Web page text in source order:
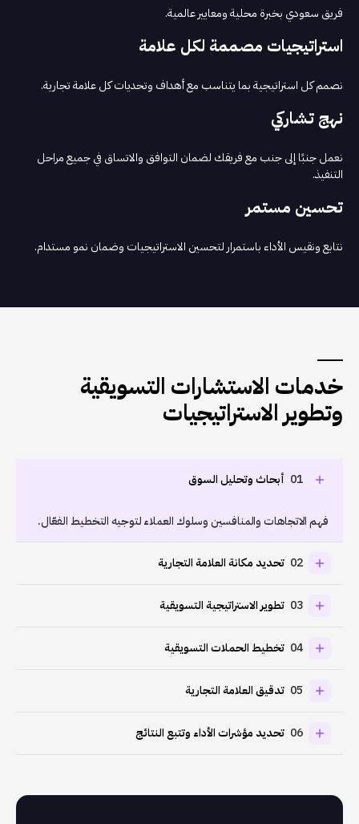
فريق سعودي بخبرة محلية ومعايير عالمية.
استراتيجيات مصممة لكل علامة
نصمم كل استراتيجية بما يتناسب مع أهداف وتحديات كل علامة تجارية.
نهج تشاركي
نعمل جنبًا إلى جنب مع فريقك لضمان التوافق والاتساق في جميع مراحل
التنفيذ.
تحسين مستمر
نتابع ونقيس الأداء باستمرار لتحسين الاستراتيجيات وضمان نمو مستدام.
خدمات الاستشارات التسويقية
وتطوير الاستراتيجيات
01 أبحاث وتحليل السوق
فهم الاتجاهات والمنافسين وسلوك العملاء لتوجيه التخطيط الفعّال.
02 تحديد مكانة العلامة التجارية
03 تطوير الاستراتيجية التسويقية
04 تخطيط الحملات التسويقية
05 تدقيق العلامة التجارية
06 تحديد مؤشرات الأداء وتتبع النتائج